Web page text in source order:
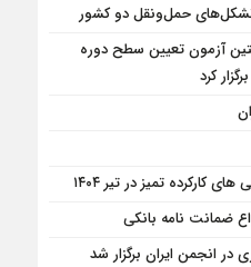
تشکل‌‌های حمل‌ونقل دو کشور
آزمون تعیین سطح دوره
کرد
تمیز در تیر ۱۴۰۴
ضمانت نامه بانکی
انجمن ایران برگزار شد